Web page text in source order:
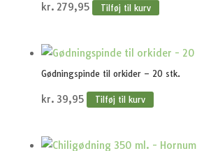
kr. 279,95 Tilføj til kurv
Gødningspinde til orkider – 20 stk.
kr. 39,95 Tilføj til kurv